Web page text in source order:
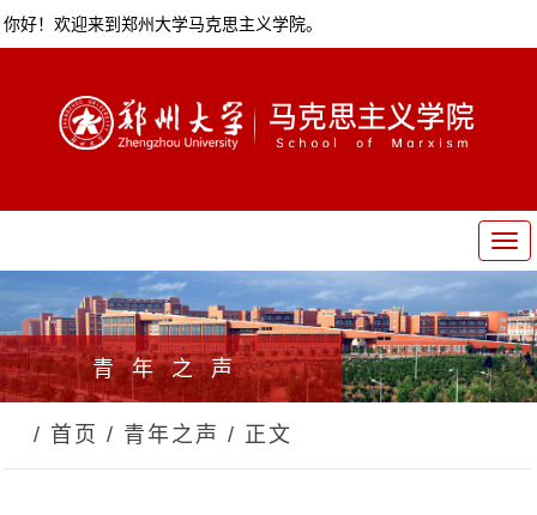
你好！欢迎来到郑州大学马克思主义学院。
T
o
g
l
e
n
i
青年之声
/ 首页 / 青年之声 / 正文